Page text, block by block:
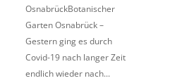
OsnabrückBotanischer
Garten Osnabrück –
Gestern ging es durch
Covid-19 nach langer Zeit
endlich wieder nach...